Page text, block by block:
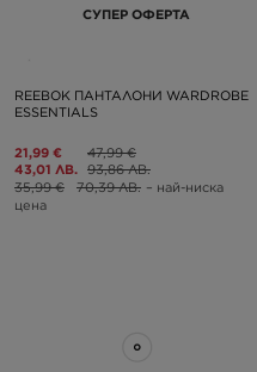
СУПЕР ОФЕРТА
REEBOK ПАНТАЛОНИ WARDROBE
ESSENTIALS
21,99 €
43,01 ЛВ.
47,99 €
93,86 ЛВ.
35,99 €
70,39 ЛВ. – най-ниска
цена